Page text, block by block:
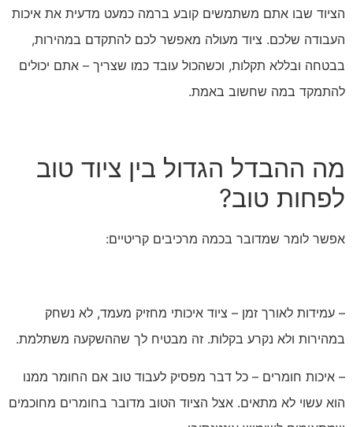
הציוד שבו אתם משתמשים קובע ברמה כמעט מדעית את איכות
העבודה שלכם. ציוד מעולה מאפשר לכם להתקדם במהירות,
בבטחה ובללא תקלות, וכשהכול עובד כמו שצריך – אתם יכולים
להתמקד במה שחשוב באמת.
מה ההבדל הגדול בין ציוד טוב
לפחות טוב?
אפשר לומר שמדובר בכמה מרכיבים קריטיים:
– עמידות לאורך זמן – ציוד איכותי מחזיק מעמד, לא נשחק
במהירות ולא נקרע בקלות. זה מבטיח לך שההשקעה משתלמת.
– איכות חומרים – כל דבר מפסיק לעבוד טוב אם החומר ממנו
הוא עשוי לא מתאים. אצל הציוד הטוב מדובר בחומרים מחוכמים